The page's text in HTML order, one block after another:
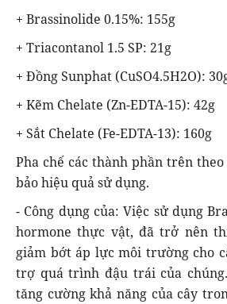
+ Brassinolide 0.15%: 155g
+ Triacontanol 1.5 SP: 21g
+ Đồng Sunphat (CuSO4.5H2O):
+ Kẽm Chelate (Zn-EDTA-15): 42g
+ Sắt Chelate (Fe-EDTA-13): 160g
Pha chế các thành phần trên
bảo hiệu quả sử dụng.
- Công dụng của: Việc sử dụng
hormone thực vật, đã trở nên
giảm bớt áp lực môi trường cho
trợ quá trình đậu trái của
tăng cường khả năng của cây